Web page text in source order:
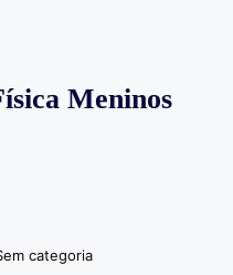
Meninos
categoria